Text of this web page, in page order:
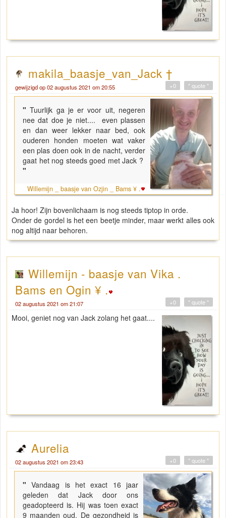
makila_baasje_van_Jack †
gewijzigd op 02 augustus 2021 om 20:55 " quote "
+0
"Tuurlijk ga je er voor uit, negeren
nee dat doe je niet.... even plassen
en dan weer lekker naar bed, ook
ouderen honden moeten wat vaker
een plas doen ook in de nacht, verder
gaat het nog steeds goed met Jack ?
"
Willemijn _ baasje van Ozjin _ Bams ¥ .
Ja hoor! Zijn bovenlichaam is nog steeds tiptop in orde.
Onder de gordel is het een beetje minder, maar werkt alles ook
nog altijd naar behoren.
Willemijn - baasje van Vika .
Bams en Ogin ¥ .
02 augustus 2021 om 21:07 " quote "
+0
Mooi, geniet nog van Jack zolang het gaat....
Aurelia
02 augustus 2021 om 23:43 " quote "
+0
"Vandaag is het exact 16 jaar
geleden dat Jack door ons
geadopteerd is. Hij was toen exact
9 maanden oud. De gezondheid is